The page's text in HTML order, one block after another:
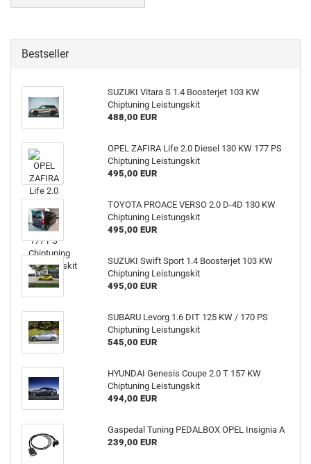
Bestseller
SUZUKI Vitara S 1.4 Boosterjet 103 KW
Chiptuning Leistungskit
488,00 EUR
OPEL ZAFIRA Life 2.0 Diesel 130 KW 177 PS
Chiptuning Leistungskit
495,00 EUR
TOYOTA PROACE VERSO 2.0 D-4D 130 KW
Chiptuning Leistungskit
495,00 EUR
SUZUKI Swift Sport 1.4 Boosterjet 103 KW
Chiptuning Leistungskit
495,00 EUR
SUBARU Levorg 1.6 DIT 125 KW / 170 PS
Chiptuning Leistungskit
545,00 EUR
HYUNDAI Genesis Coupe 2.0 T 157 KW
Chiptuning Leistungskit
494,00 EUR
Gaspedal Tuning PEDALBOX OPEL Insignia A
239,00 EUR